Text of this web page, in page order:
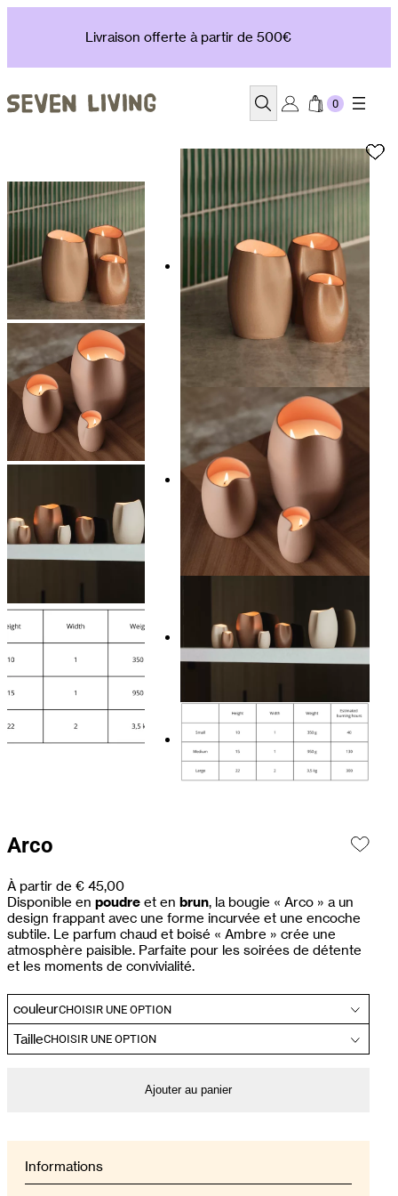
Livraison offerte à partir de 500€
Recherche
Arco
À partir de € 45,00
Disponible en poudre et en brun, la bougie « Arco » a un
design frappant avec une forme incurvée et une encoche
subtile. Le parfum chaud et boisé « Ambre » crée une
atmosphère paisible. Parfaite pour les soirées de détente
et les moments de convivialité.
couleur
Taille
Ajouter au panier
Informations